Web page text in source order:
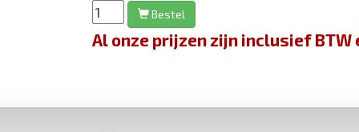
Bestel
Al onze prijzen zijn inclusief